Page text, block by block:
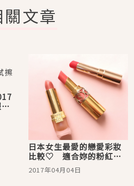
關文章
日本女生最愛的戀愛彩妝
比較♡ 適合妳的粉紅色
是哪款？
2017年04月04日